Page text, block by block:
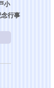
小
念行事